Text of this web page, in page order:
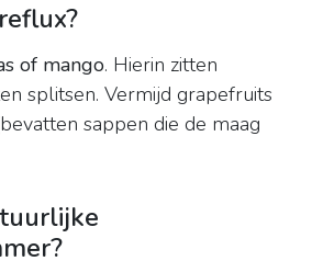
of mango. Hierin zitten
splitsen. Vermijd grapefruits
sappen die de maag